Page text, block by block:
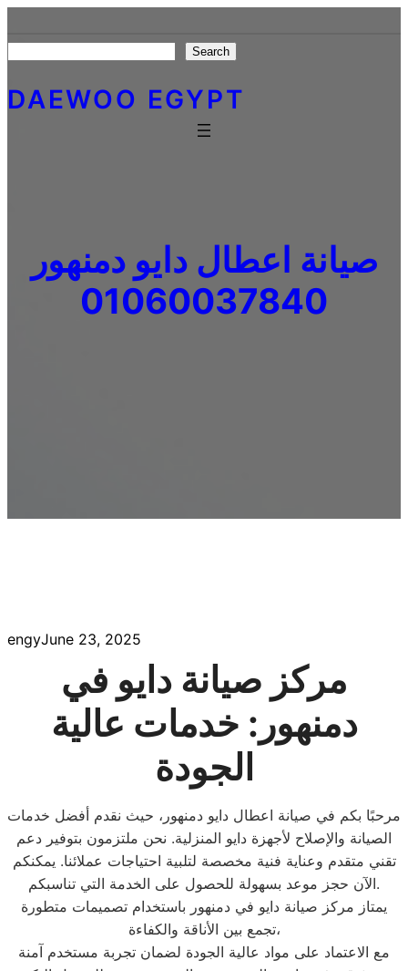
to
content
Search
DAEWOO EGYPT
صيانة اعطال دايو دمنهور
01060037840
engyJune 23, 2025
مركز صيانة دايو في
دمنهور: خدمات عالية
الجودة
مرحبًا بكم في صيانة اعطال دايو دمنهور، حيث نقدم أفضل خدمات
الصيانة والإصلاح لأجهزة دايو المنزلية. نحن ملتزمون بتوفير دعم
تقني متقدم وعناية فنية مخصصة لتلبية احتياجات عملائنا. يمكنكم
الآن حجز موعد بسهولة للحصول على الخدمة التي تناسبكم.
يمتاز مركز صيانة دايو في دمنهور باستخدام تصميمات متطورة
تجمع بين الأناقة والكفاءة،
مع الاعتماد على مواد عالية الجودة لضمان تجربة مستخدم آمنة